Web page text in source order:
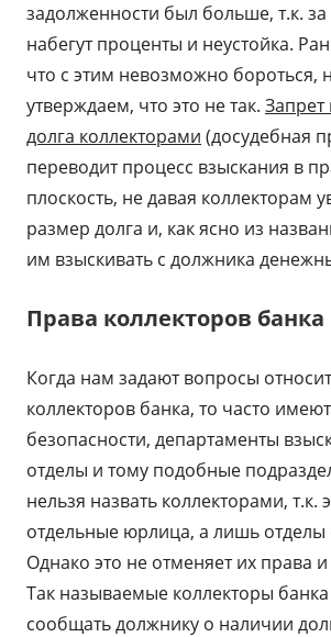
задолженности был больше, т.к. за
набегут проценты и неустойка.
что с этим невозможно бороться,
утверждаем, что это не так. Запрет
долга коллекторами (досудебная
переводит процесс взыскания в
плоскость, не давая коллекторам
размер долга и, как ясно из
им взыскивать с должника
Права коллекторов банка
Когда нам задают вопросы
коллекторов банка, то часто
безопасности, департаменты
отделы и тому подобные
нельзя назвать коллекторами, т.к.
отдельные юрлица, а лишь отделы
Однако это не отменяет их права
Так называемые коллекторы
сообщать должнику о наличии